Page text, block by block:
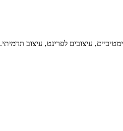
עיצובים לפרינט, עיצוב תדמיתי.